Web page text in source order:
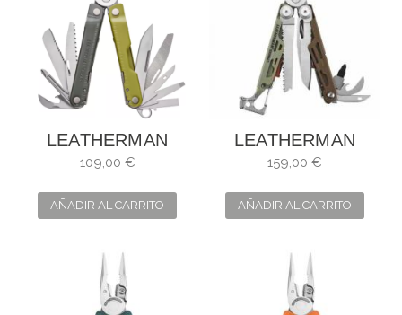
LEATHERMAN
REBAR MOSSY
109,00 €
AÑADIR AL CARRITO
LEATHERMAN
SIGNAL MESA
159,00 €
AÑADIR AL CARRITO